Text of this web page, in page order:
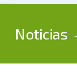
Noticias